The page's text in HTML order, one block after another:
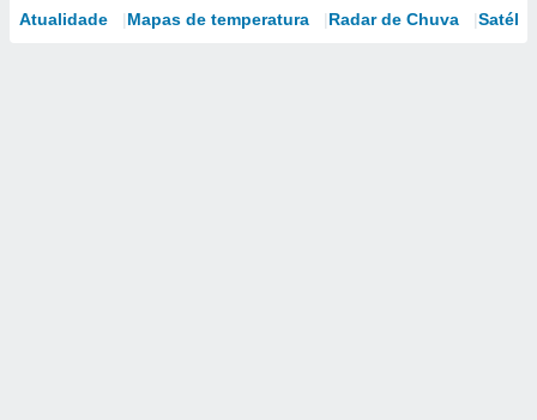
Atualidade Mapas de temperatura Radar de Chuva